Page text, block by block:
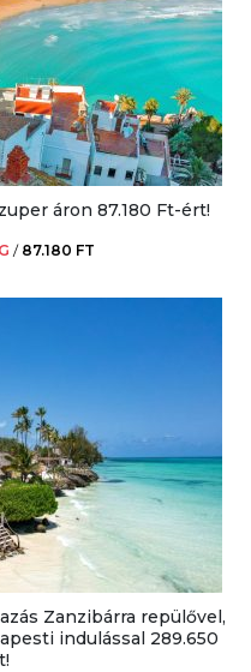
áron 87.180 Ft-ért!
/ 87.180 FT
Zanzibárra repülővel,
indulással 289.650